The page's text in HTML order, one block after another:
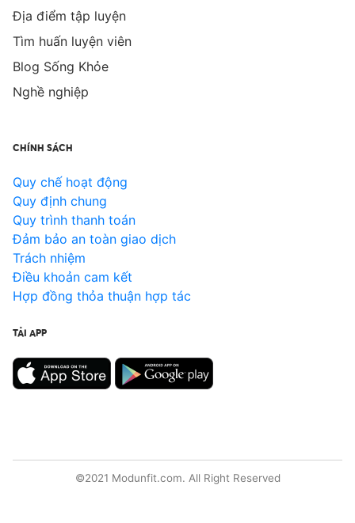
Địa điểm tập luyện
Tìm huấn luyện viên
Blog Sống Khỏe
Nghề nghiệp
CHÍNH SÁCH
Quy chế hoạt động
Quy định chung
Quy trình thanh toán
Đảm bảo an toàn giao dịch
Trách nhiệm
Điều khoản cam kết
Hợp đồng thỏa thuận hợp tác
TẢI APP
©2021 Modunfit.com. All Right Reserved